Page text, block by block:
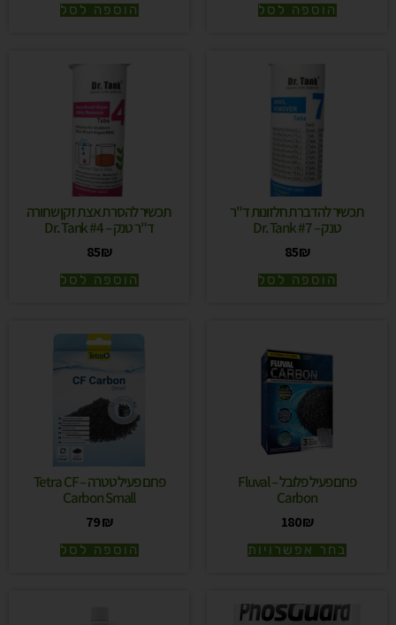
הוספה לסל הוספה לסל
תכשיר להדברת חלזונות ד"ר
טנק – Dr. Tank #7
85₪
הוספה לסל
תכשיר להסרת אצת זקן שחורה
ד"ר טנק – Dr. Tank #4
85₪
הוספה לסל
פחם פעיל פלובל – Fluval
Carbon
180₪
בחר אפשרויות
פחם פעיל טטרה – Tetra CF
Carbon Small
79₪
הוספה לסל